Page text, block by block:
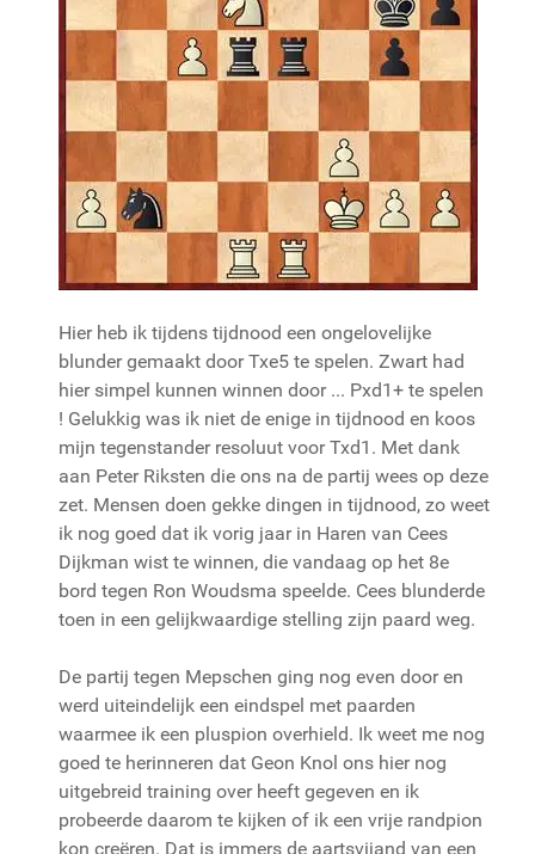
Hier heb ik tijdens tijdnood een ongelovelijke
blunder gemaakt door Txe5 te spelen. Zwart had
hier simpel kunnen winnen door ... Pxd1+ te spelen
! Gelukkig was ik niet de enige in tijdnood en koos
mijn tegenstander resoluut voor Txd1. Met dank
aan Peter Riksten die ons na de partij wees op deze
zet. Mensen doen gekke dingen in tijdnood, zo weet
ik nog goed dat ik vorig jaar in Haren van Cees
Dijkman wist te winnen, die vandaag op het 8e
bord tegen Ron Woudsma speelde. Cees blunderde
toen in een gelijkwaardige stelling zijn paard weg.
De partij tegen Mepschen ging nog even door en
werd uiteindelijk een eindspel met paarden
waarmee ik een pluspion overhield. Ik weet me nog
goed te herinneren dat Geon Knol ons hier nog
uitgebreid training over heeft gegeven en ik
probeerde daarom te kijken of ik een vrije randpion
kon creëren. Dat is immers de aartsvijand van een